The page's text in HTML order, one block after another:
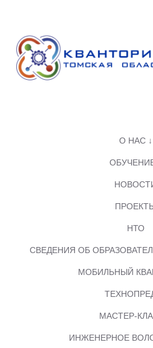
О НАС ↓
НТО
СВЕДЕНИЯ ОБ
МОБИЛЬНЫЙ
МАСТЕР-
ИНЖЕНЕРНОЕ